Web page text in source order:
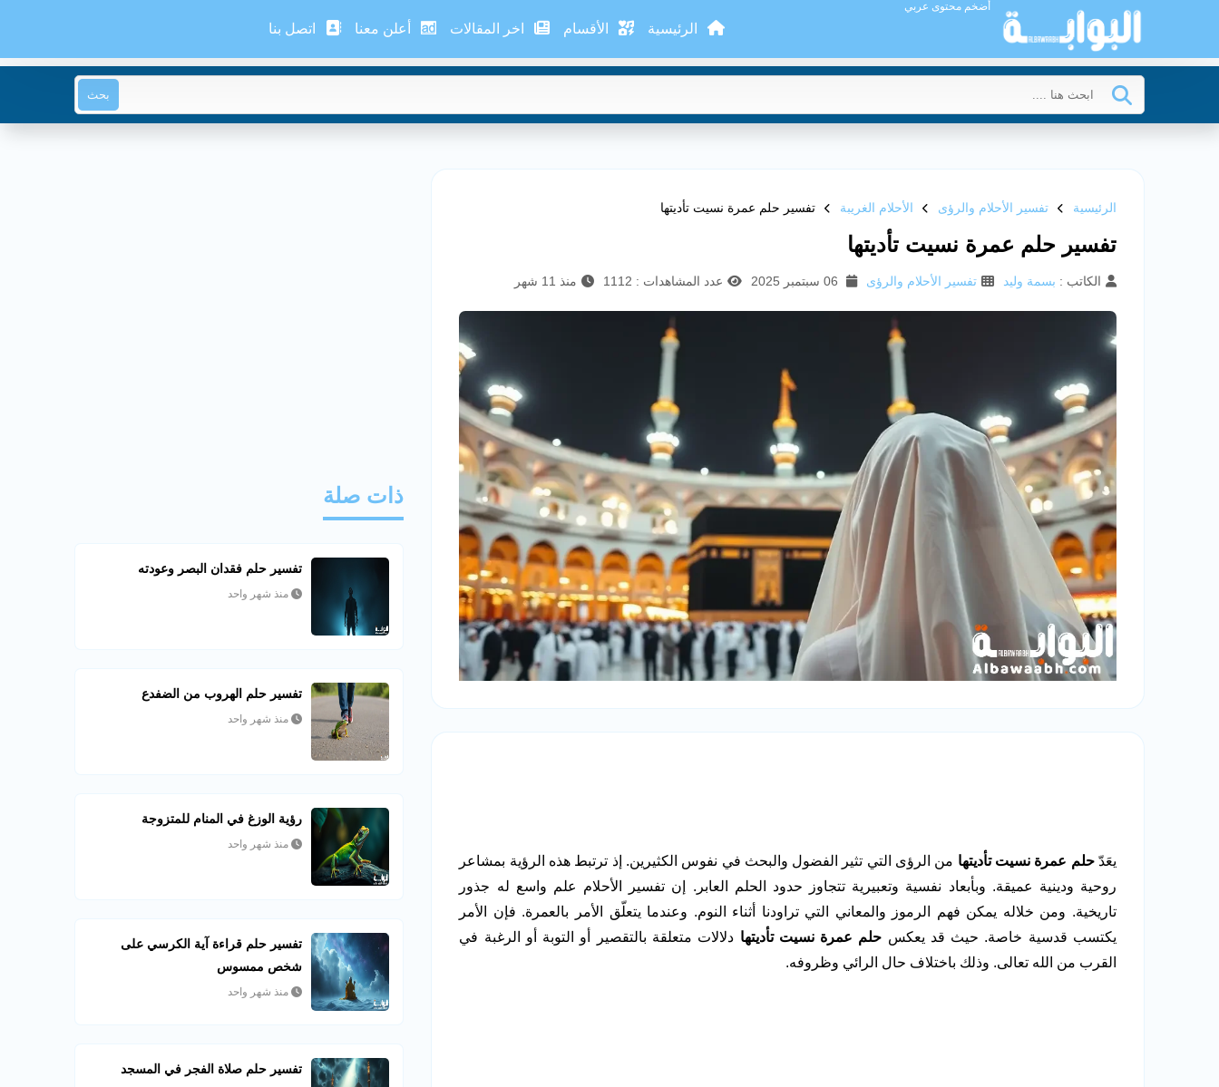
أضخم محتوى عربي
الرئيسية الأقسام اخر المقالات أعلن معنا اتصل بنا
بحث
الرئيسية تفسير الأحلام والرؤى الأحلام الغريبة تفسير حلم عمرة نسيت تأديتها
تفسير حلم عمرة نسيت تأديتها
الكاتب : بسمة وليد تفسير الأحلام والرؤى عدد المشاهدات : 1112 منذ 11 شهر
يعَدّحلم عمرة نسيت تأديتها من الرؤى التي تثير الفضول والبحث في نفوس الكثيرين. إذ ترتبط هذه الرؤية بمشاعر
روحية ودينية عميقة. وبأبعاد نفسية وتعبيرية تتجاوز حدود الحلم العابر. إن تفسير الأحلام علم واسع له جذور
تاريخية. ومن خلاله يمكن فهم الرموز والمعاني التي تراودنا أثناء النوم. وعندما يتعلّق الأمر بالعمرة. فإن الأمر
يكتسب قدسية خاصة. حيث قد يعكس حلم عمرة نسيت تأديتها دلالات متعلقة بالتقصير أو التوبة أو الرغبة في
القرب من الله تعالى. وذلك باختلاف حال الرائي وظروفه.
ذات صلة
تفسير حلم فقدان البصر وعودته
منذ شهر واحد
تفسير حلم الهروب من الضفدع
منذ شهر واحد
رؤية الوزغ في المنام للمتزوجة
منذ شهر واحد
تفسير حلم قراءة آية الكرسي على
شخص ممسوس
منذ شهر واحد
تفسير حلم صلاة الفجر في المسجد